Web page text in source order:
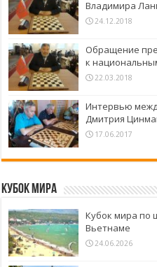
Владимира
24.12.2018
Обращение
к
22.03.2018
Интервью
Дмитрия
17.06.2017
Кубок Мира
Кубок мира по
Вьетнаме
24.06.2026